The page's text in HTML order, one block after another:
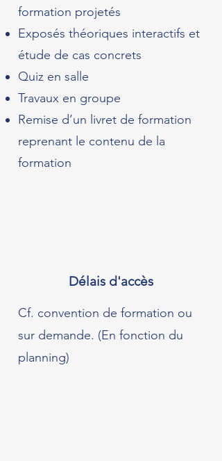
formation projetés
Exposés théoriques interactifs et
étude de cas concrets
Quiz en salle
Travaux en groupe
Remise d’un livret de formation
reprenant le contenu de la
formation
Délais d'accès
Cf. convention de formation ou
sur demande. (En fonction du
planning)